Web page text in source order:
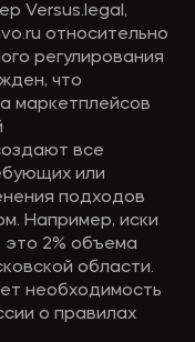
Versus.legal,
относительно
регулирования
что
маркетплейсов
все
или
подходов
Например, иски
2% объема
области.
необходимость
о правилах